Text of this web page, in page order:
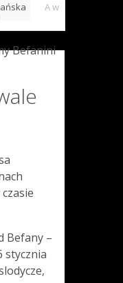
A w
Befany –
stycznia